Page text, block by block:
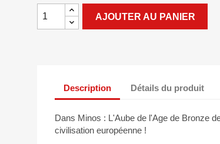
AJOUTER AU PANIER
Description Détails du produit
Dans Minos : L'Aube de l'Age de Bronze
civilisation européenne !